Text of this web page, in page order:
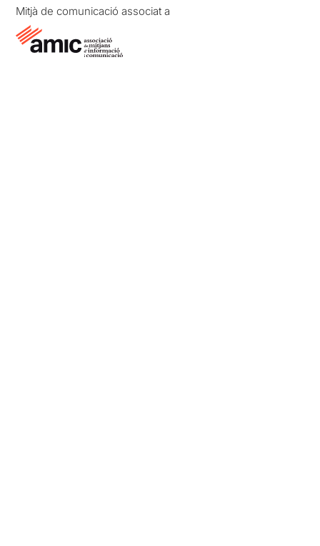
Mitjà de comunicació associat a